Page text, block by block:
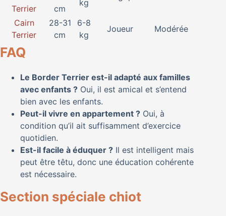
Terrier
cm
kg
Cairn
Terrier
28-31
cm
6-8
kg
Joueur Modérée
FAQ
Le Border Terrier est-il adapté aux familles
avec enfants ? Oui, il est amical et s’entend
bien avec les enfants.
Peut-il vivre en appartement ? Oui, à
condition qu’il ait suffisamment d’exercice
quotidien.
Est-il facile à éduquer ? Il est intelligent mais
peut être têtu, donc une éducation cohérente
est nécessaire.
Section spéciale chiot